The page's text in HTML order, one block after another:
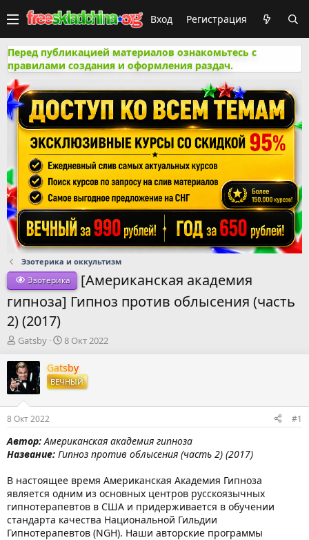
Вход Регистрация
Перед публикацией материалов ознакомьтесь с
правилами создания и оформления раздач.
Эзотерика и оккультизм
Эзотерика
[Американская академия
гипноза] Гипноз против облысения (часть
2) (2017)
А
т
о
р
т
е
м
ы
Gatsby
Д
т
а
н
а
л
а
8 Окт 2022
Gatsby
ВЕЧНЫЙ
8 Окт 2022 #1
Автор:Американская академия гипноза
Название: Гипноз против облысения (часть 2) (2017)
В настоящее время Американская Академия Гипноза
является одним из основных центров русскоязычных
гипнотерапевтов в США и придерживается в обучении
стандарта качества Национальной Гильдии
Гипнотерапевтов (NGH). Наши авторские программы